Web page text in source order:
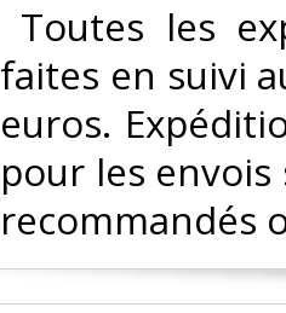
Toutes les
faites en suivi
euros.
pour les envois
recommandés